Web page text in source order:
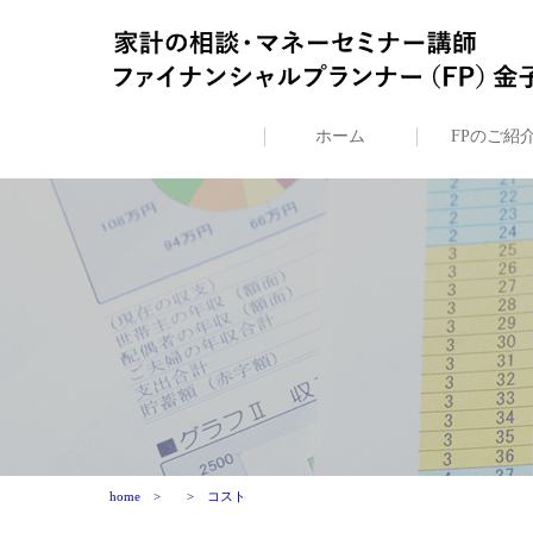
ホーム FPのご紹
home コスト